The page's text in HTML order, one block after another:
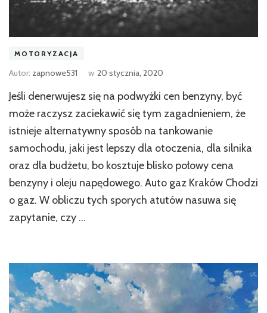
MOTORYZACJA
Autor: zapnowe531 w 20 stycznia, 2020
Jeśli denerwujesz się na podwyżki cen benzyny, być
może raczysz zaciekawić się tym zagadnieniem, że
istnieje alternatywny sposób na tankowanie
samochodu, jaki jest lepszy dla otoczenia, dla silnika
oraz dla budżetu, bo kosztuje blisko połowy cena
benzyny i oleju napędowego. Auto gaz Kraków Chodzi
o gaz. W obliczu tych sporych atutów nasuwa się
zapytanie, czy …